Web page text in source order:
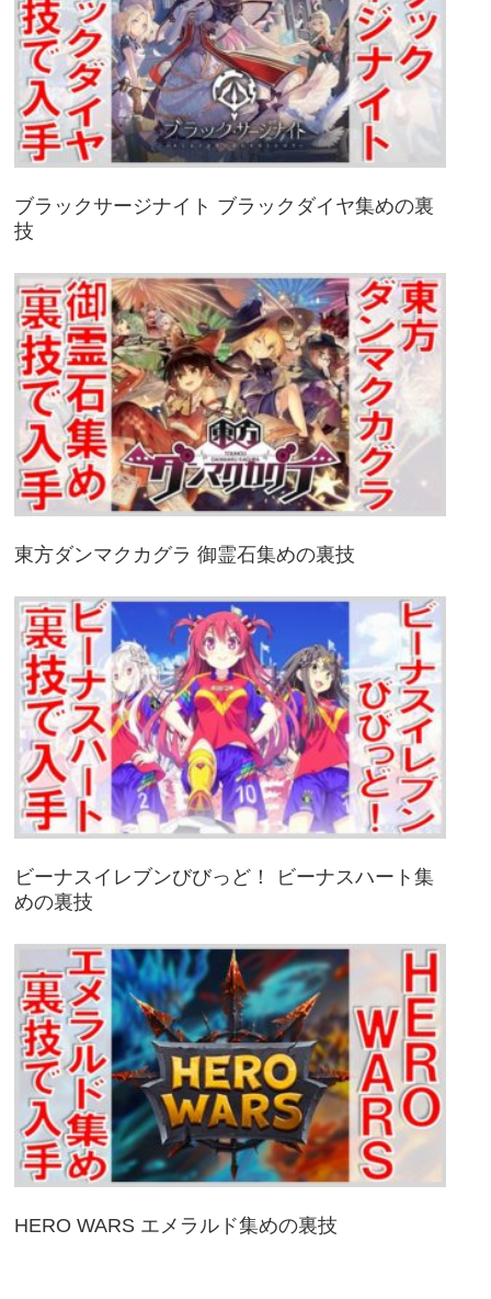
ブラックサージナイト ブラックダイヤ集めの裏
技
東方ダンマクカグラ 御霊石集めの裏技
ビーナスイレブンびびっど！ ビーナスハート集
めの裏技
HERO WARS エメラルド集めの裏技